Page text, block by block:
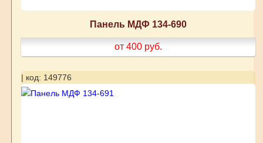
Панель МДФ 134-690
от 400 руб.
| код: 149776